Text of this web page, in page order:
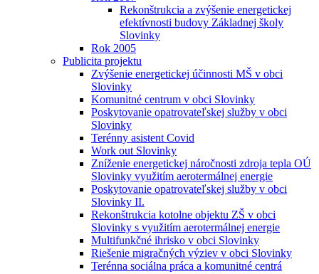
Rekonštrukcia a zvýšenie energetickej
efektívnosti budovy Základnej školy
Slovinky
Rok 2005
Publicita projektu
Zvýšenie energetickej účinnosti MŠ v obci
Slovinky
Komunitné centrum v obci Slovinky
Poskytovanie opatrovateľskej služby v obci
Slovinky
Terénny asistent Covid
Work out Slovinky
Zníženie energetickej náročnosti zdroja tepla OÚ
Slovinky využitím aerotermálnej energie
Poskytovanie opatrovateľskej služby v obci
Slovinky II.
Rekonštrukcia kotolne objektu ZŠ v obci
Slovinky s využitím aerotermálnej energie
Multifunkčné ihrisko v obci Slovinky
Riešenie migračných výziev v obci Slovinky
Terénna sociálna práca a komunitné centrá